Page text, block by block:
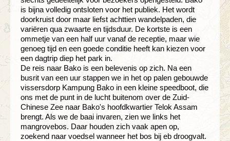
is bijna volledig ontsloten voor het publiek. Het wordt
doorkruist door maar liefst achttien wandelpaden, die
variëren qua zwaarte en tijdsduur. De kortste is een
ommetje van een half uur vanaf de receptie, maar wie
genoeg tijd en een goede conditie heeft kan kiezen voor
een dagtrip diep het park in.
De reis naar Bako is een belevenis op zich. Na een
busrit van een uur stappen we in het op palen gebouwde
vissersdorp Kampung Bako in een kleine speedboot, die
ons met de punt in de lucht buitenom over de Zuid-
Chinese Zee naar Bako's hoofdkwartier Telok Assam
brengt. Als we de baai invaren, zien we links het
mangrovebos. Daar houden zich vaak apen op,
zoekend naar voedsel wanneer het bos bij eb droogvalt.